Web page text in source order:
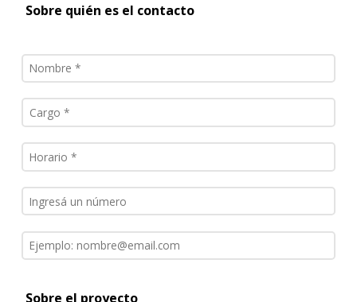
Sobre quién es el contacto
Sobre el proyecto